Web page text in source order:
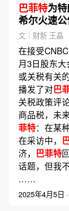
巴菲特为
希尔火速
文｜财新 王晶
在接受CNBC
月3日股东
或关税有关
播发了对巴
关税政策评
商品税，未
菲特：在某
在采访中，
济， 巴菲特
话题，但我
……
2025年4月5日 ·